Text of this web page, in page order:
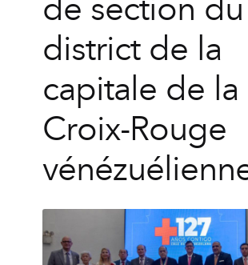
de section du
district de la
capitale de la
Croix-Rouge